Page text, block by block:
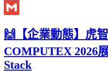
Twitter
🙌【企業動態】虎
COMPUTEX 2026
Stack